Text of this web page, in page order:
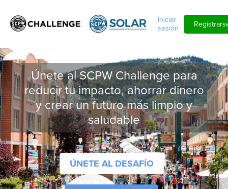
Iniciar
sesión
Únete al SCPW Challenge para
reducir tu impacto, ahorrar dinero
y crear un futuro más limpio y
saludable
ÚNETE AL DESAFÍO